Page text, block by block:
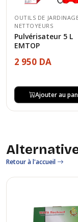
OUTILS DE
NETTOYEURS
Pulvérisateur 5 L
EMTOP
2 950 DA
Ajouter au
Retour à l'accueil